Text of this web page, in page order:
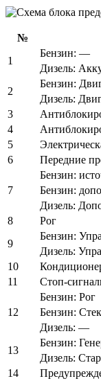
№
1
Бензин: —
Дизель:
2
Бензин:
Дизель:
3
4
5
6
Передние
7
Бензин:
Бензин:
Дизель:
8
Рог
9
Бензин:
Дизель:
10
11
Стоп-
12
Бензин: Рог
Бензин:
Дизель: —
13
Бензин:
Дизель:
14